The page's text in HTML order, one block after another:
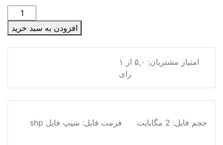
دانلود
نقشه
شیپ
فایل
افزودن به سبد خرید
دانلود نقشه شیپ فایل کاربری اراضی خوزستان
امتیاز مشتریان: ۵,۰ از
۱
رای
حجم فایل: 2 مگابایت فرمت فایل: شیپ فایل shp